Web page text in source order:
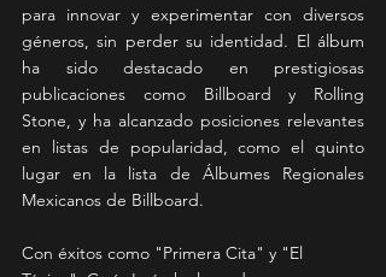
para innovar y experimentar con diversos
géneros, sin perder su identidad. El álbum
ha sido destacado en prestigiosas
publicaciones como Billboard y Rolling
Stone, y ha alcanzado posiciones relevantes
en listas de popularidad, como el quinto
lugar en la lista de Álbumes Regionales
Mexicanos de Billboard.
Con éxitos como "Primera Cita" y "El